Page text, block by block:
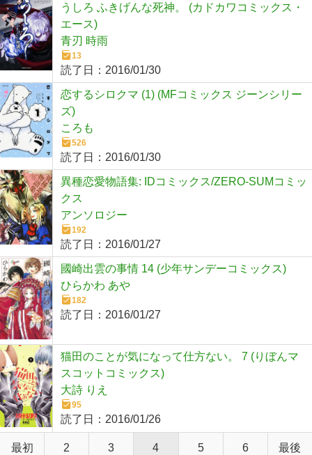
うしろ ふきげんな死神。 (カドカワコミックス・
エース)
青刃 時雨
13
読了日： 2016/01/30
恋するシロクマ (1) (MFコミックス ジーンシリー
ズ)
ころも
526
読了日： 2016/01/30
異種恋愛物語集: IDコミックス/ZERO-SUMコミッ
クス
アンソロジー
192
読了日： 2016/01/27
國崎出雲の事情 14 (少年サンデーコミックス)
ひらかわ あや
182
読了日： 2016/01/27
猫田のことが気になって仕方ない。 7 (りぼんマ
スコットコミックス)
大詩 りえ
95
読了日： 2016/01/26
最初 2 3 4 5 6 最後